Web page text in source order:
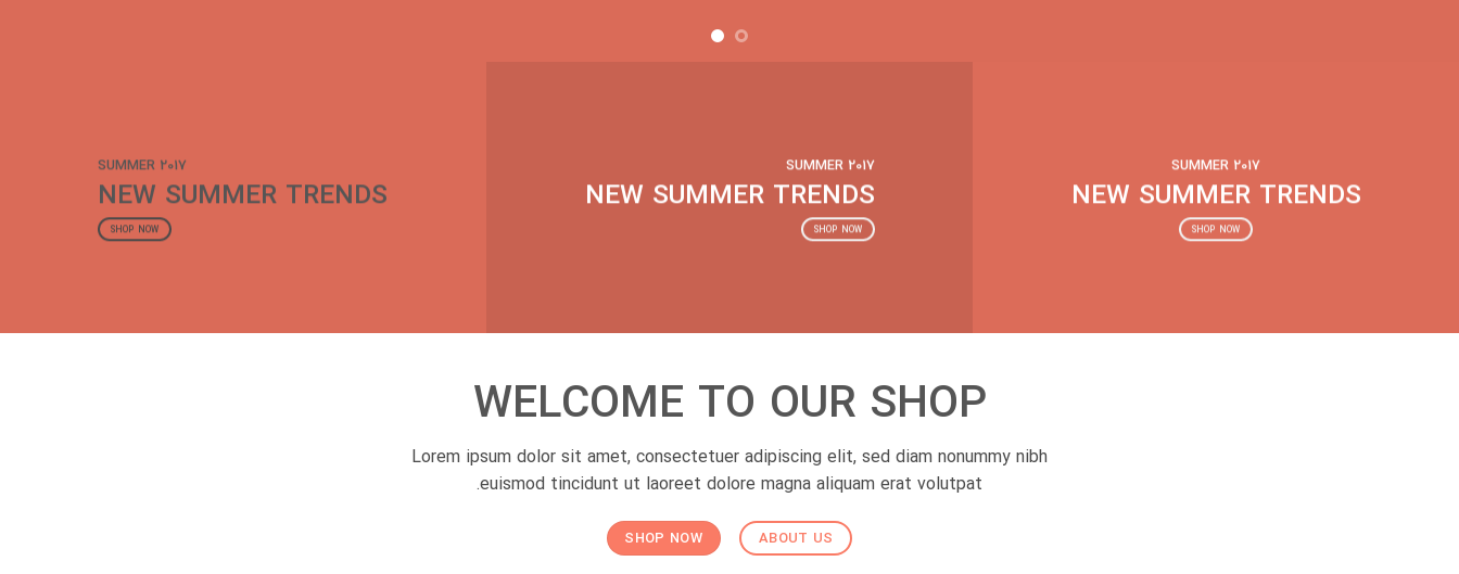
SUMMER 2017
NEW SUMMER TRENDS
SHOP NOW
SUMMER 2017
NEW SUMMER TRENDS
SHOP NOW
SUMMER 2017
NEW SUMMER TRENDS
SHOP NOW
WELCOME TO OUR SHOP
Lorem ipsum dolor sit amet, consectetuer adipiscing elit, sed diam nonummy nibh
euismod tincidunt ut laoreet dolore magna aliquam erat volutpat.
ABOUT US
SHOP NOW